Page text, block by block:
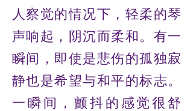
人察觉的情况下，轻柔的琴
声响起，阴沉而柔和。有一
瞬间，即使是悲伤的孤独寂
静也是希望与和平的标志。
一瞬间，颤抖的感觉很舒